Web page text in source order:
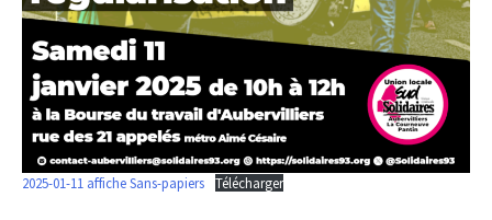
2025-01-11 affiche Sans-papiers Télécharger